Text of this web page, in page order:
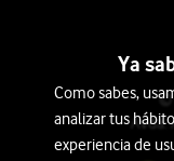
©
Ya
Como sabes,
analizar tus
experiencia de